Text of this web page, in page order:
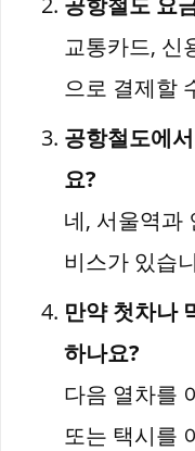
교통카드, 신
으로 결제할
공항철도에
요?
네, 서울역과
비스가 있습
만약 첫차나
하나요?
다음 열차를
또는 택시를